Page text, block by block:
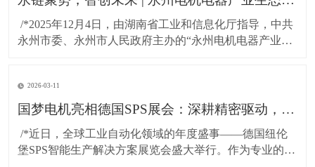
永州市委、永州市人民政府主办的“永州电机电器产业生
图”为主题，汇聚了政府领导、行业专家与产业链伙伴，
共商发展大计，共谋协同未来。*
2026-03-11
国梦电机亮相德国SPS展会：深耕精密驱动，连接全球智造！
堡SPS智能生产解决方案展览会盛大举行。作为专业的无